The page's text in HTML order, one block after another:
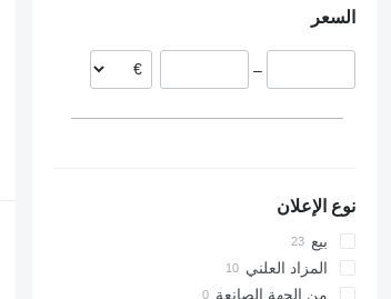
السعر
–
نوع الإعلان
بيع
المزاد العلني
من الجهة الصانعة